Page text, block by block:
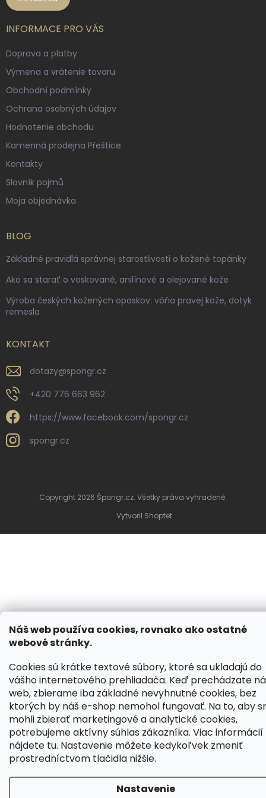
Náš web používa cookies, rovnako ako ostatné
webové stránky.
Cookies sú krátke textové súbory, ktoré sa ukladajú do
vášho internetového prehliadača. Keď prechádzate
web, zbierame iba základné nevyhnutné cookies, bez
ktorých by náš e-shop nemohol fungovať. Na to, aby
mohli zbierať marketingové a analytické cookies,
potrebujeme aktívny súhlas zákazníka. Viac informácií
nájdete tu. Nastavenie môžete kedykoľvek zmeniť
prostredníctvom tlačidla nižšie.
Nastavenie
INFORMACE PRO VÁS
Doprava a platby
Výmena a vrátenie tovaru
Obchodní podmínky
Ochrana osobných údajov
Hodnotenie obchodu
Kamenná prodejna Přeštice
Kontakty
Slovník pojmů
Moja objednávka
BLOG
Základné pravidlá správnej starostlivosti o kožené topánky
Ako sa starať o voskované, anilínové a olejované kože
Výroba českých kožených opaskov: vôňa pravej kože, dotyk
remesla
KONTAKT
dotazy@spongr.cz
+420 776 663 962
https://www.facebook.com/spongr.cz
spongr.cz
Vytvoril Shoptet
Copyright 2026 Špongr.cz. Všetky práva vyhradené.